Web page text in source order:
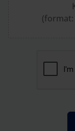
(format: